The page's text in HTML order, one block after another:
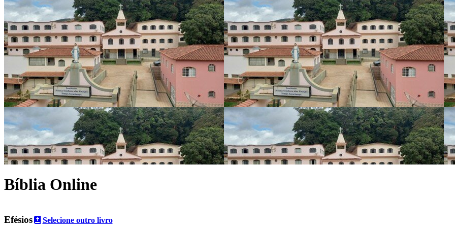
Bíblia Online
Efésios Selecione outro livro